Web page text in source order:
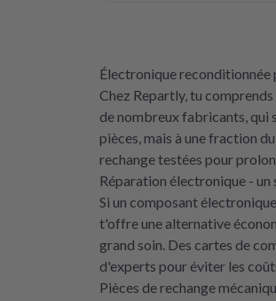
Électronique
Chez Repartly, tu
de nombreux fabricants, qui
pièces, mais à une fraction
rechange testées pour
Réparation électronique -
Si un composant
t'offre une alternative
grand soin. Des cartes de
d'experts pour éviter les
Pièces de rechange